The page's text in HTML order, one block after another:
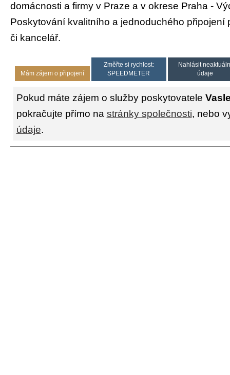
domácnosti a firmy v Praze a v okrese Praha -
Poskytování kvalitního a jednoduchého připojení
či kancelář.
Mám zájem o připojení
Změřte si rychlost:
SPEEDMETER
Nahlásit
údaje
Pokud máte zájem o služby poskytovatele
pokračujte přímo na stránky společnosti, nebo
údaje.